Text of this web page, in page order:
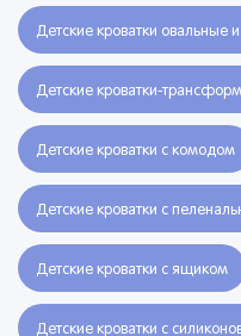
Детские кроватки овальные
Детские кроватки-
Детские кроватки с комодом
Детские кроватки с
Детские кроватки с ящиком
Детские кроватки с